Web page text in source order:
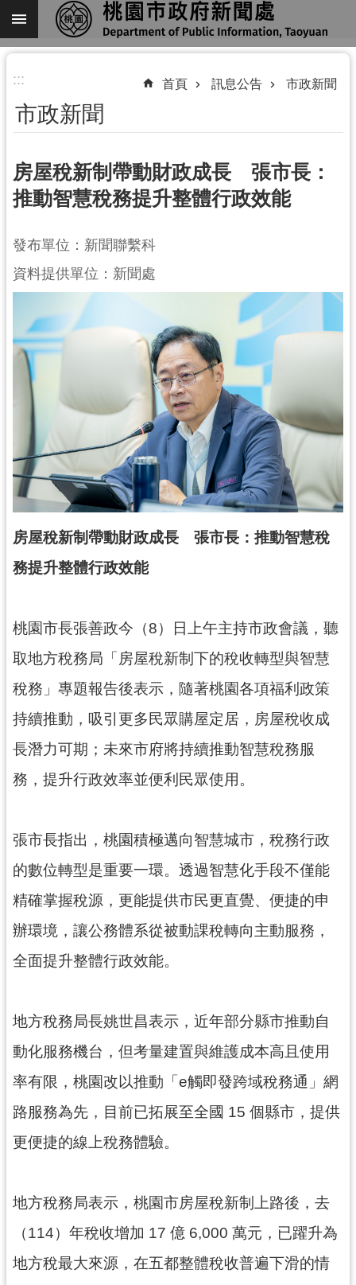
跳到主要內容區塊
進
搜
尋
關
我
們
機
通
訊
訊
訊
息
公
服
府
資
公
開
首
站
導
信
見
問
答
市
政
府
入
口
::: 首頁 訊息公告 市政新聞
市政新聞
房屋稅新制帶動財政成長 張市長：
推動智慧稅務提升整體行政效能
發布單位：新聞聯繫科
資料提供單位：新聞處
房屋稅新制帶動財政成長 張市長：推動智慧稅
務提升整體行政效能
桃園市長張善政今（8）日上午主持市政會議，聽
取地方稅務局「房屋稅新制下的稅收轉型與智慧
稅務」專題報告後表示，隨著桃園各項福利政策
持續推動，吸引更多民眾購屋定居，房屋稅收成
長潛力可期；未來市府將持續推動智慧稅務服
務，提升行政效率並便利民眾使用。
張市長指出，桃園積極邁向智慧城市，稅務行政
的數位轉型是重要一環。透過智慧化手段不僅能
精確掌握稅源，更能提供市民更直覺、便捷的申
辦環境，讓公務體系從被動課稅轉向主動服務，
全面提升整體行政效能。
地方稅務局長姚世昌表示，近年部分縣市推動自
動化服務機台，但考量建置與維護成本高且使用
率有限，桃園改以推動「e觸即發跨域稅務通」網
路服務為先，目前已拓展至全國 15 個縣市，提供
更便捷的線上稅務體驗。
地方稅務局表示，桃園市房屋稅新制上路後，去
（114）年稅收增加 17 億 6,000 萬元，已躍升為
地方稅最大來源，在五都整體稅收普遍下滑的情